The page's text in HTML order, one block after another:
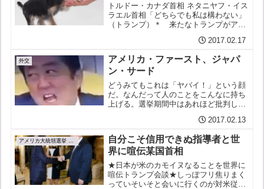
トルドー・カナダ首相 ネタニヤフ・イス
ラエル首相「どちらでも私は構わない」
（トランプ）＊ 来たなトランプがアベ
う片方の手で撫でるあの握手の仕方は、
心理学者が "stat...
2017.02.17
外交
アメリカ・ファースト、ジャパ
ン・サード
どうみてもこれは「ヤバイ！」という顔
だ。なんだって人のことをこんなに持ち
上げる。選挙期間中はあれほど批判して
んぶ持って行く！」（トランプ） 何なの
だ？！ しかもこのタイミングで中国は１
つとか言い始めるし。...
2017.02.13
自分こそ信用できぬ指導者と世
界に喧伝某国首相
★日本が米のカモイヌなることを世界に
喧伝トランプ会談★しっぽフリ焦りまく
っていそいそと会いに行くのが対米従属